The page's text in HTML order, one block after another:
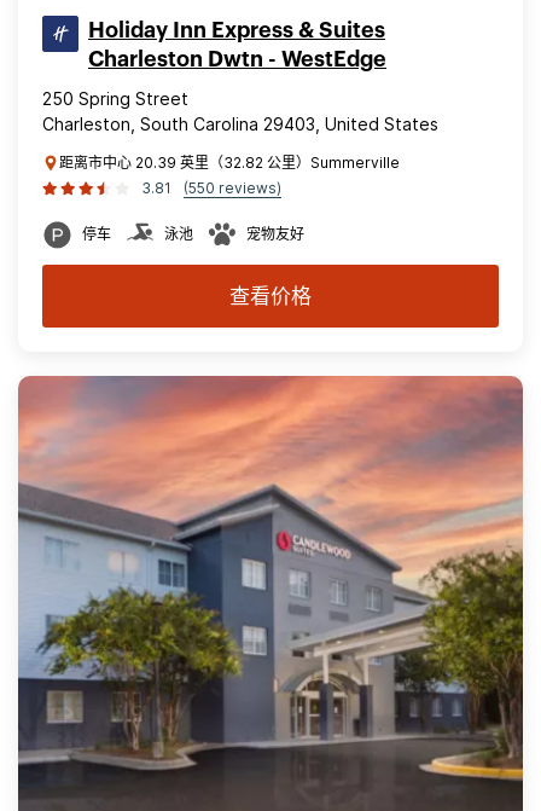
Holiday Inn Express & Suites
Charleston Dwtn - WestEdge
250 Spring Street
Charleston, South Carolina 29403, United States
距离市中心 20.39 英里（32.82 公里）Summerville
3.81
(550 reviews)
停车 泳池 宠物友好
查看价格